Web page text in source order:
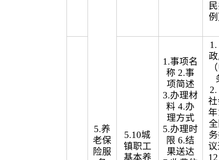
5.养
老保
险服
5.10城
镇职工
基本养
1.事项名
称 2.事
项简述
3.办理材
料 4.办
理方式
5.办理时
限 6.结
果送达